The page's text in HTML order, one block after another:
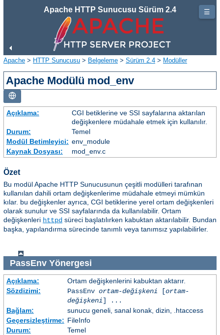
Apache HTTP Sunucusu Sürüm 2.4
Apache > HTTP Sunucusu > Belgeleme > Sürüm 2.4 > Modüller
Apache Modülü mod_env
Açıklama:
CGI betiklerine ve SSI sayfalarına aktarılan
değişkenlere müdahale etmek için kullanılır.
Durum:
Temel
Modül Betimleyici: env_module
Kaynak Dosyası:
mod_env.c
Özet
Bu modül Apache HTTP Sunucusunun çeşitli modülleri tarafınan
kullanılan dahili ortam değişkenlerime müdahale etmeyi mümkün
kılar. bu değişkenler ayrıca, CGI betiklerine yerel ortam değişkenleri
olarak sunulur ve SSI sayfalarında da kullanılabilir. Ortam
değişkenleri httpd süreci başlatılırken kabuktan aktarılabilir. Bundan
başka, yapılandırma sürecinde tanımlı veya tanımsız yapılabilirler.
PassEnvYönergesi
Açıklama:
Ortam değişkenlerini kabuktan aktarır.
Sözdizimi:
PassEnv ortam-değişkeni [ortam-
değişkeni] ...
Bağlam:
sunucu geneli, sanal konak, dizin, .htaccess
Geçersizleştirme: FileInfo
Durum:
Temel
☰